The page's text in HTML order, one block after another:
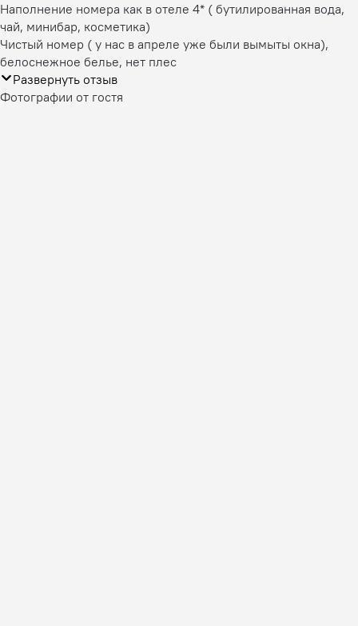
Наполнение номера как в отеле 4* ( бутилированная вода,
чай, минибар, косметика)
Чистый номер ( у нас в апреле уже были вымыты окна),
белоснежное белье, нет плес
Развернуть отзыв
Фотографии от гостя